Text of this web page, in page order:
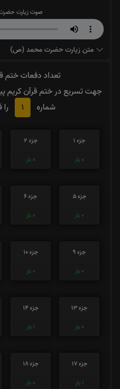
صوت زیارت
متن زیارت حضرت محمد (ص)
تعداد دفعات ختم
جهت تسریع در ختم قرآن کریم
شماره
1
جزء 1
0 بار
جزء 2
0 بار
جزء 5
0 بار
جزء 6
0 بار
جزء 9
0 بار
جزء 10
0 بار
جزء 13
0 بار
جزء 14
1 بار
جزء 17
1 بار
جزء 18
0 بار